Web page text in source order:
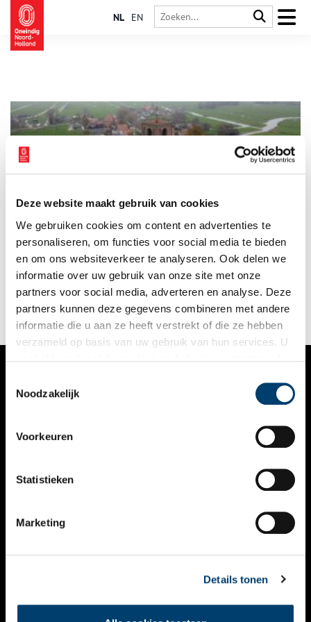
Deze website maakt gebruik van cookies
We gebruiken cookies om content en advertenties te
personaliseren, om functies voor social media te bieden
en om ons websiteverkeer te analyseren. Ook delen we
informatie over uw gebruik van onze site met onze
partners voor social media, adverteren en analyse. Deze
partners kunnen deze gegevens combineren met andere
informatie die u aan ze heeft verstrekt of die ze hebben
verzameld op basis van uw gebruik van hun services. U
Noodzakelijk
Voorkeuren
Statistieken
Marketing
Details tonen
NL EN
Er zijn verhalen die zo wonderlijk zijn dat niemand ze echt
gelooft, maar die toch eeuwenlang worden doorverteld. Een
van die verhalen is dat van het schip van Ternuten, beter
bekend als ‘De Almacht’. Een schip zó onvoorstelbaar groot, dat
het de grenzen van de zee, de logica en de fantasie tartte. Het
verhaal werd in 1940 opgetekend door de Groningse
volkskundige Kornelis ter Laan (1871-1963), maar zijn wortels
reiken veel verder dan het kleine Nederland.
VERHALEN
KALENDER
THEMA’S
VIDEO’S
CONTACT